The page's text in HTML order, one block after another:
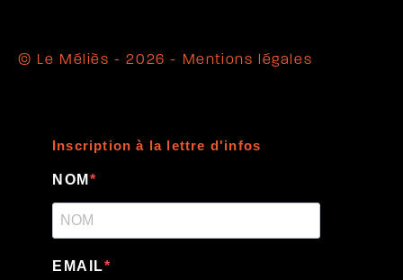
© Le Méliès - 2026 - Mentions légales
Inscription à la lettre d'infos
NOM
EMAIL